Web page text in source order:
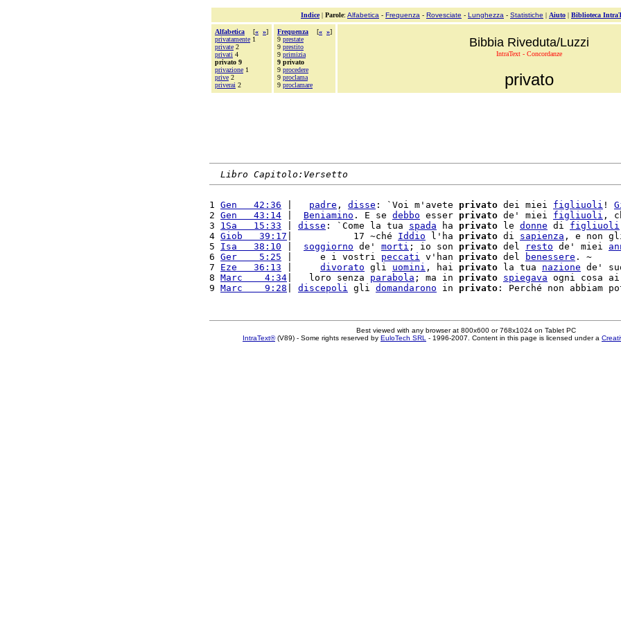
Indice| Parole: Alfabetica - Frequenza - Rovesciate - Lunghezza - Statistiche | Aiuto | Biblioteca
Alfabetica [« »]
privatamente 1
private 2
privati 4
privato 9
privazione 1
prive 2
priverai 2
Frequenza [« »]
9 prestate
9 prestito
9 primizia
9 privato
9 procedere
9 proclama
9 proclamare
Bibbia Riveduta/Luzzi
IntraText - Concordanze
privato
Libro Capitolo:Versetto
1 Gen   42:36 padre , disse : `Voi m'avete privato dei miei figliuoli !
2 Gen   43:14 Beniamino . E se debbo esser privato de' miei figliuoli ,
3 1Sa   15:33 disse : `Come la tua spada ha privato le donne di figliuoli
4 Giob   39:17 |           17 ~ché Iddio l'ha privato di sapienza , e non
5 Isa   38:10 soggiorno de' morti ; io son privato del resto de' miei
6 Ger    5:25 |     e i vostri peccati v'han privato del benessere . ~
7 Eze   36:13 divorato gli uomini , hai privato la tua nazione de'
8 Marc    4:34 |   loro senza parabola ; ma in privato spiegava ogni cosa
9 Marc    9:28 discepoli gli domandarono in privato
Best viewed with any browser at 800x600 or 768x1024 on Tablet PC
IntraText®(V89) - Some rights reserved by EuloTech SRL - 1996-2007. Content in this page is licensed under a